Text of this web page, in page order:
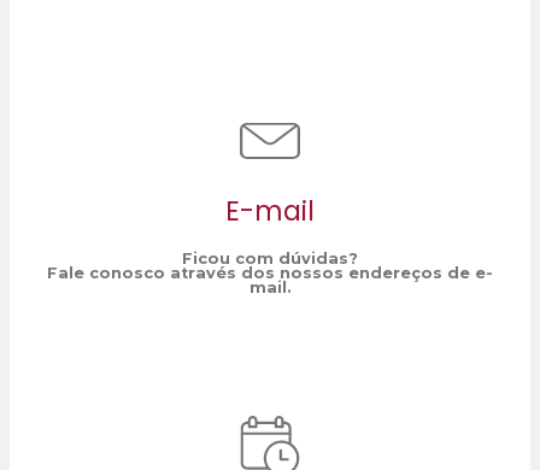
E-mail
Ficou com dúvidas?
Fale conosco através dos nossos endereços de e-
mail.